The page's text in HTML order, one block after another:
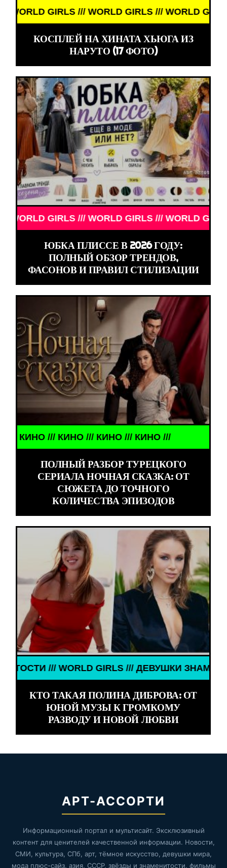
WORLD GIRLS /// WORLD GIRLS ///
КОСПЛЕЙ НА ХИНАТА ХЬЮГА ИЗ
НАРУТО (17 ФОТО)
WORLD GIRLS /// WORLD GIRLS ///
ЮБКА ПЛИССЕ В 2026 ГОДУ:
ПОЛНЫЙ ОБЗОР ТРЕНДОВ,
ФАСОНОВ И ПРАВИЛ СТИЛИЗАЦИИ
КИНО /// КИНО /// КИНО ///
ПОЛНЫЙ РАЗБОР ТУРЕЦКОГО
СЕРИАЛА НОЧНАЯ СКАЗКА: ОТ
СЮЖЕТА ДО ТОЧНОГО
КОЛИЧЕСТВА ЭПИЗОДОВ
ЗНАМЕНИТОСТИ /// WORLD GIRLS ///
КТО ТАКАЯ ПОЛИНА ДИБРОВА: ОТ
ЮНОЙ МУЗЫ К ГРОМКОМУ
РАЗВОДУ И НОВОЙ ЛЮБВИ
АРТ-АССОРТИ
Информационный портал и мультисайт. Эксклюзивный
контент для ценителей качественной информации. Новости,
СМИ, культура, СПб, арт, тёмное искусство, девушки мира,
мода плюс-сайз, азия, СССР, звёзды и знаменитости, фильмы